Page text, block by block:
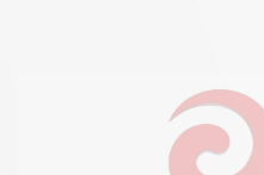
দিয়েছে। একই সঙ্গে মুসলিম
প্রয়োজনীয়তার কথা তুলে
এবং প্রকৃত ভ্রাতৃত্বকে গ্রহণ